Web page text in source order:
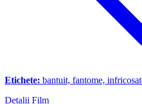
Etichete: bantuit, fantome,
Detalii Film